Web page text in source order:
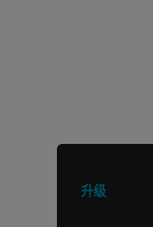
升级